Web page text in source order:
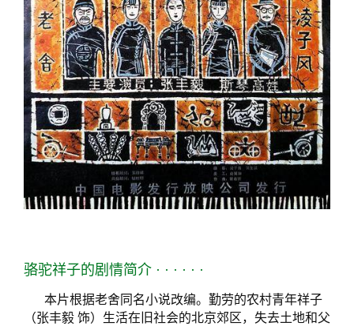
骆驼祥子的剧情简介 · · · · · ·
本片根据老舍同名小说改编。勤劳的农村青年祥子
（张丰毅 饰）生活在旧社会的北京郊区，失去土地和父